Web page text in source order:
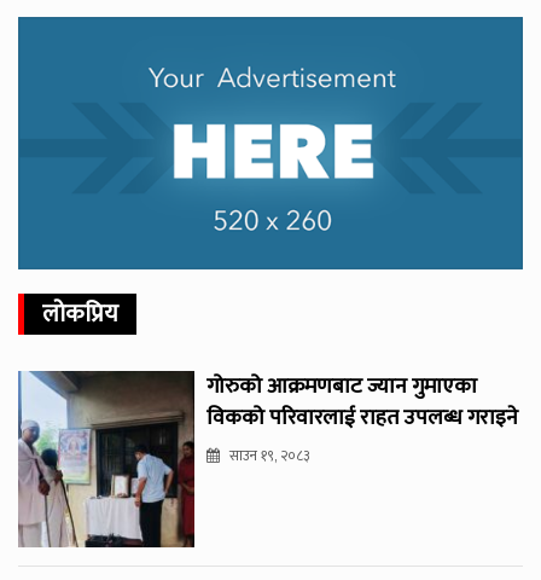
लोकप्रिय
गोरुको आक्रमणबाट ज्यान गुमाएका
विकको परिवारलाई राहत उपलब्ध गराइने
साउन १९, २०८३